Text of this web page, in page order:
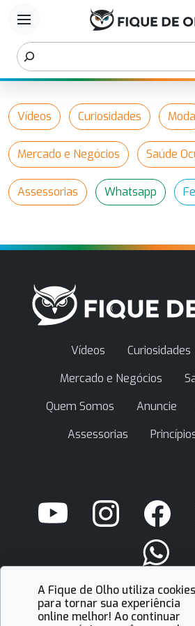
menu
Vídeos Curiosidades Moda
Mercado e Negócios Saúde
Assessorias Whatsapp
Vídeos Curiosidades
Mercado e Negócios
Quem Somos
Anuncie
Assessorias
A Fique de Olho utiliza cookies
para tornar sua experiência
online melhor! Ao continuar